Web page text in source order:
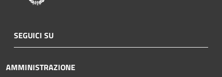
SEGUICI SU
AMMINISTRAZIONE